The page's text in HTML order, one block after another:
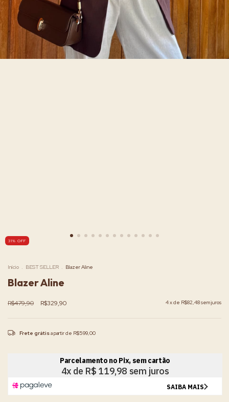
31% OFF
Início . BEST SELLER . Blazer Aline
Blazer Aline
R$479,90 R$329,90 4x de R$82,48sem juros
Frete grátisa partir de R$599,00